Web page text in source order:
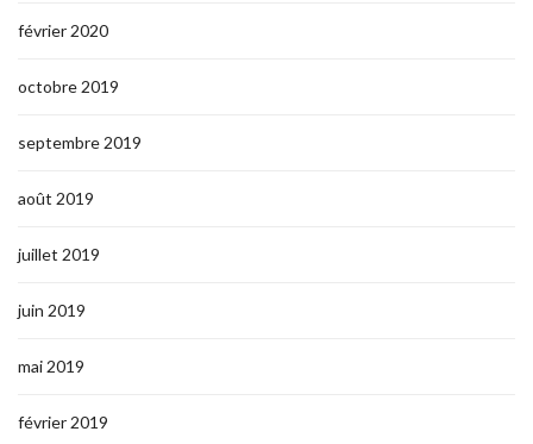
février 2020
octobre 2019
septembre 2019
août 2019
juillet 2019
juin 2019
mai 2019
février 2019